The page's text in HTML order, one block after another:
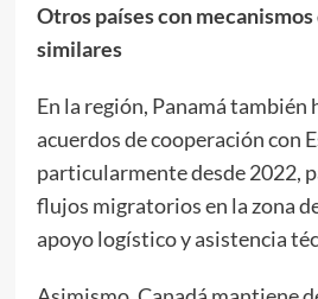
Otros países con
similares
En la región, Panamá también
acuerdos de cooperación con
particularmente desde 2022,
flujos migratorios en la zona
apoyo logístico y asistencia